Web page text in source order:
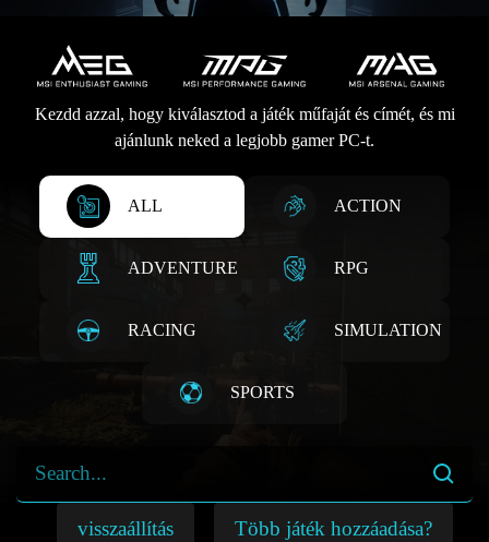
Kezdd azzal, hogy kiválasztod a játék műfaját és címét, és mi
ajánlunk neked a legjobb gamer PC-t.
ALL ACTION
ADVENTURE RPG
RACING SIMULATION
SPORTS
visszaállítás Több játék hozzáadása?